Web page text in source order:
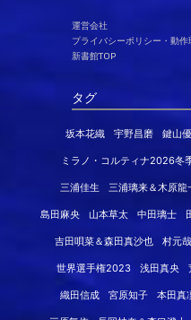
運営会社
プライバシーポリシー・動作
新書館TOP
タグ
坂本花織 宇野昌磨 鍵山
ミラノ・コルティナ2026冬
三浦佳生 三浦璃来＆木原龍
島田麻央 山本草太 中田璃士
吉田唄菜＆森田真沙也 村元
世界選手権2023 浅田真央
織田信成 宮原知子 本田真